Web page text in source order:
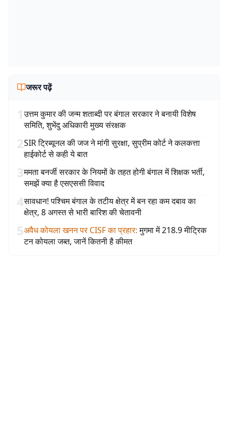
जरूर पढ़ें
1उत्तम कुमार की जन्म शताब्दी पर बंगाल सरकार ने बनायी विशेष
समिति, शुभेंदु अधिकारी मुख्य संरक्षक
2SIR ट्रिब्यूनल की जज ने मांगी सुरक्षा, सुप्रीम कोर्ट ने कलकत्ता
हाईकोर्ट से कही ये बात
3ममता बनर्जी सरकार के नियमों के तहत होगी बंगाल में शिक्षक भर्ती,
समझें क्या है एसएससी विवाद
4सावधान! पश्चिम बंगाल के तटीय क्षेत्र में बन रहा कम दबाव का
क्षेत्र, 8 अगस्त से भारी बारिश की चेतावनी
5अवैध कोयला खनन पर CISF का प्रहार: मुगमा में 218.9 मीट्रिक
टन कोयला जब्त, जानें कितनी है कीमत